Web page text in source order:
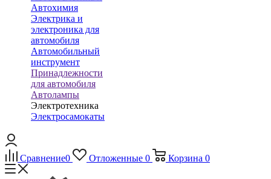
Автохимия
Электрика и
электроника для
автомобиля
Автомобильный
инструмент
Принадлежности
для автомобиля
Автолампы
Электротехника
Электросамокаты
Сравнение0 Отложенные 0 Корзина 0